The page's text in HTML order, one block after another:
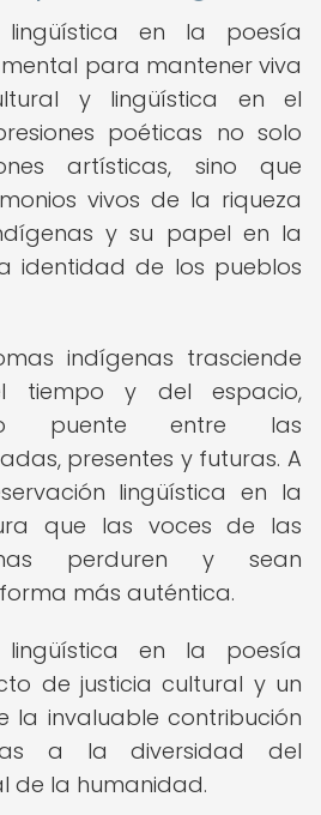
lingüística en la poesía
para mantener viva
y lingüística en el
poéticas no solo
artísticas, sino que
vivos de la riqueza
y su papel en la
identidad de los pueblos
indígenas trasciende
tiempo y del espacio,
puente entre las
presentes y futuras. A
lingüística en la
que las voces de las
perduren y sean
más auténtica.
lingüística en la poesía
de justicia cultural y un
la invaluable contribución
a la diversidad del
de la humanidad.